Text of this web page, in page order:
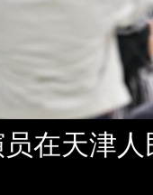
天津人